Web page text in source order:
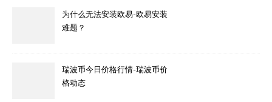
为什么无法安装欧易-欧易安装
难题？
瑞波币今日价格行情-瑞波币价
格动态